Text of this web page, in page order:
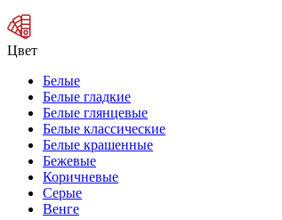
Цвет
Белые
Белые гладкие
Белые глянцевые
Белые классические
Белые крашенные
Бежевые
Коричневые
Серые
Венге